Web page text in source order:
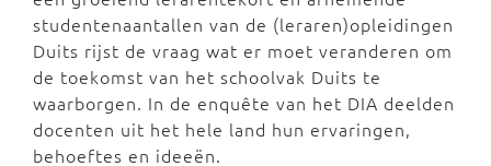
studentenaantallen van de (leraren)opleidingen
Duits rijst de vraag wat er moet veranderen om
de toekomst van het schoolvak Duits te
waarborgen. In de enquête van het DIA deelden
docenten uit het hele land hun ervaringen,
behoeftes en ideeën.